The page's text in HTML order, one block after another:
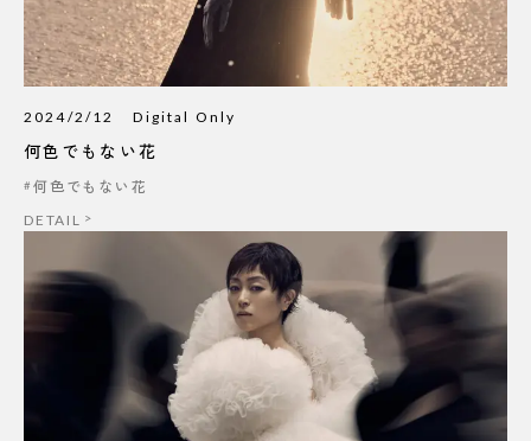
2024/2/12 Digital Only
何色でもない花
何色でもない花
DETAIL